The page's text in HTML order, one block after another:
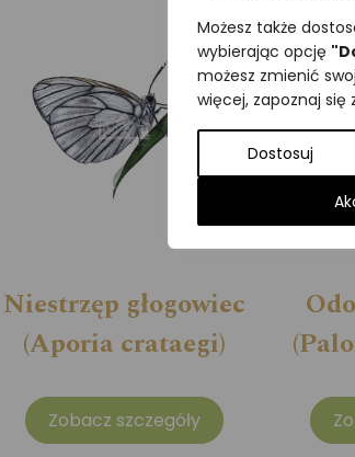
Możesz także
wybierając opcję
możesz zmienić
więcej, zapoznaj się
Dostosuj
Niestrzęp głogowiec
(Aporia crataegi)
Zobacz szczegóły